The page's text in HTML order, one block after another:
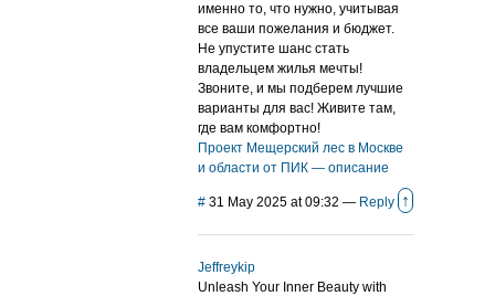
именно то, что нужно, учитывая
все ваши пожелания и бюджет.
Не упустите шанс стать
владельцем жилья мечты!
Звоните, и мы подберем лучшие
варианты для вас! Живите там,
где вам комфортно!
Проект Мещерский лес в Москве
и области от ПИК — описание
# 31 May 2025 at 09:32 — Reply ↑
Jeffreykip
Unleash Your Inner Beauty with